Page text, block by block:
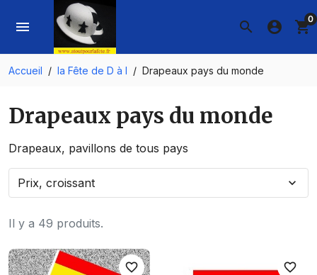
search
menu account_circle shopping_cart0
Accueil la Fête de D à I Drapeaux pays du monde
Drapeaux pays du monde
Drapeaux, pavillons de tous pays
Il y a 49 produits.
Prix, croissant expand_more
favorite_border favorite_border